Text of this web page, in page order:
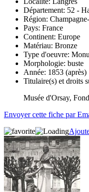
Département: 52 -
Région:
Pays: France
Continent: Europe
Matériau: Bronze
Type d'oeuvre:
Morphologie: buste
Année: 1853 (après)
Titulaire(s) et droits
Musée d'Orsay,
Envoyer cette fiche par